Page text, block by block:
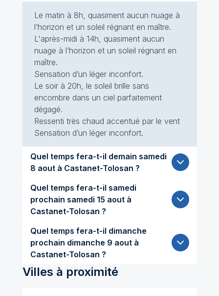
Le matin à 8h, quasiment aucun nuage à
l’horizon et un soleil régnant en maître.
L'après-midi à 14h, quasiment aucun
nuage à l’horizon et un soleil régnant en
maître.
Sensation d’un léger inconfort.
Le soir à 20h, le soleil brille sans
encombre dans un ciel parfaitement
dégagé.
Ressenti très chaud accentué par le vent
Sensation d’un léger inconfort.
Quel temps fera-t-il demain samedi
8 aout à Castanet-Tolosan ?
Quel temps fera-t-il samedi
prochain samedi 15 aout à
Castanet-Tolosan ?
Quel temps fera-t-il dimanche
prochain dimanche 9 aout à
Castanet-Tolosan ?
Villes à proximité